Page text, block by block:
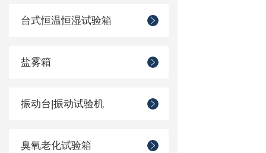
台式恒温恒湿试验箱
盐雾箱
振动台|振动试验机
臭氧老化试验箱